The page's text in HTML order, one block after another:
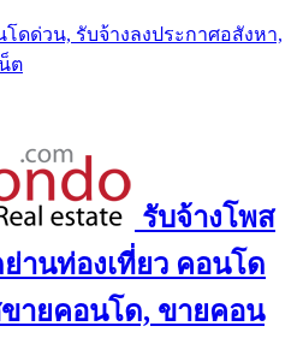
ดด่วน, รับจ้างลงประกาศอสังหา,
ต
รับจ้างโพส
านท่องเที่ยว คอนโด
ายคอนโด, ขายคอน